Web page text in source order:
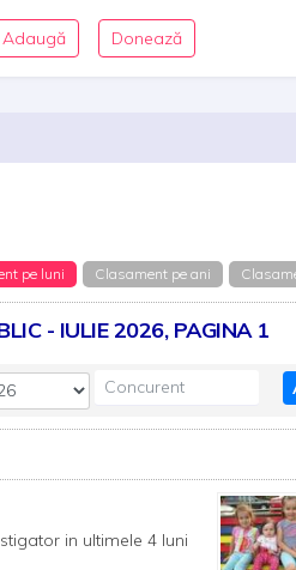
Adaugă Donează
pe luni Clasament pe ani
- IULIE 2026, PAGINA 1
in ultimele 4 luni